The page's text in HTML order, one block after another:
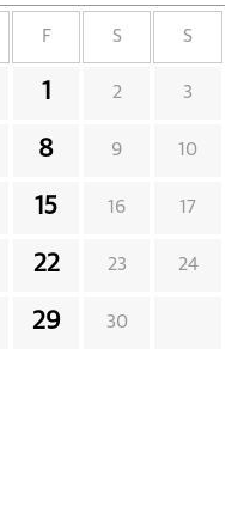
F S S
1 2 3
8 9 10
15 16 17
22 23 24
29 30